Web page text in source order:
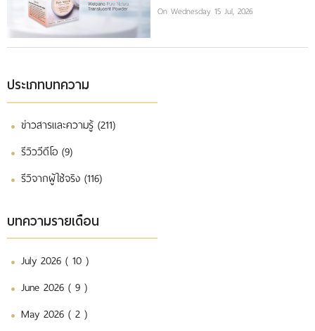
On Wednesday 15 Jul, 2026
ประเภทบทความ
ข่าวสารและความรู้ (211)
รีวิววีดีโอ (9)
รีวิจากผู้ใช้จริง (116)
บทความรายเดือน
July 2026 ( 10 )
June 2026 ( 9 )
May 2026 ( 2 )